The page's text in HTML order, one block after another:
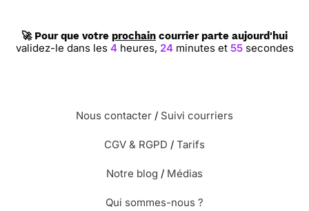
⭐⭐⭐⭐ le 17/11/21 : Le hamster est ce
🚀 Pour que votre prochain courrier parte aujourd'hui
validez-le dans les 4heures, 24minutes et 54 secondes
Nous contacter / Suivi courriers
CGV & RGPD / Tarifs
Notre blog / Médias
Qui sommes-nous ?